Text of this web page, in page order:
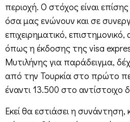
περιοχή. Ο στόχος είναι
όσα μας ενώνουν και σε
επιχειρηματικό, επιστημονικό,
όπως η έκδοσης της visa
Μυτιλήνης για παράδειγμα,
από την Τουρκία στο πρώτο
έναντι 13.500 στο αντίστοιχο
Εκεί θα εστιάσει η